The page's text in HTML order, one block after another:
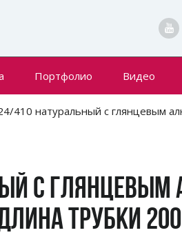
Портфолио Видео
410 натуральный с глянцевым
С
ТРУБКИ